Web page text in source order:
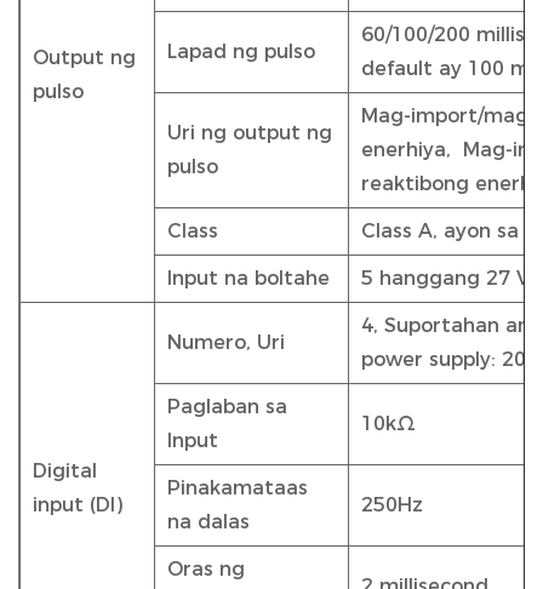
Output ng
pulso
Lapad ng pulso
60/100/200
default ay 100
Uri ng output ng
pulso
Mag-import/
enerhiya, Mag-
reaktibong
Class Class A, ayon sa
Input na boltahe 5 hanggang 27
Digital
input (DI)
Numero, Uri
4, Suportahan
power supply: 20
Paglaban sa
Input
10kΩ
Pinakamataas
na dalas
250Hz
Oras ng